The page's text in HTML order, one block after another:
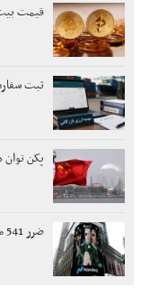
قیمت
ثبت
پکن
ضرر 541 میلیون دلاری شرکت فضایی ایلان ماسک